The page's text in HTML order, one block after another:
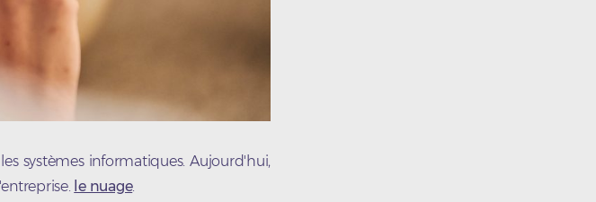
systèmes informatiques. Aujourd'hui,
le nuage.